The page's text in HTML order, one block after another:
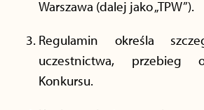
Warszawa (dalej jako „TPW”).
Regulamin określa
uczestnictwa, przebieg
Konkursu.